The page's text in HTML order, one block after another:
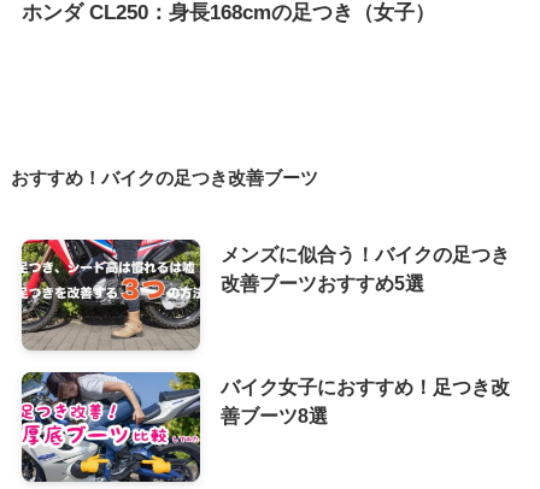
ホンダ CL250：身長168cmの足つき（女子）
おすすめ！バイクの足つき改善ブーツ
メンズに似合う！バイクの足つき
改善ブーツおすすめ5選
バイク女子におすすめ！足つき改
善ブーツ8選